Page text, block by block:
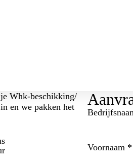
Whk-beschikking/
en we pakken het
Voornaam *